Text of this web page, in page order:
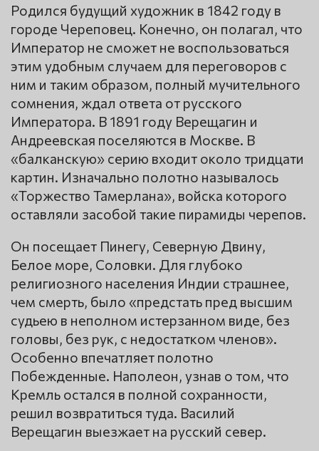
Родился будущий художник в 1842 году в
городе Череповец. Конечно, он полагал, что
Император не сможет не воспользоваться
этим удобным случаем для переговоров с
ним и таким образом, полный мучительного
сомнения, ждал ответа от русского
Императора. В 1891 году Верещагин и
Андреевская поселяются в Москве. В
«балканскую» серию входит около тридцати
картин. Изначально полотно называлось
«Торжество Тамерлана», войска которого
оставляли засобой такие пирамиды черепов.
Он посещает Пинегу, Северную Двину,
Белое море, Соловки. Для глубоко
религиозного населения Индии страшнее,
чем смерть, было «предстать пред высшим
судьею в неполном истерзанном виде, без
головы, без рук, с недостатком членов».
Особенно впечатляет полотно
Побежденные. Наполеон, узнав о том, что
Кремль остался в полной сохранности,
решил возвратиться туда. Василий
Верещагин выезжает на русский север.